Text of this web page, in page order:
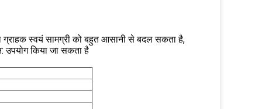
स्वयं सामग्री को बहुत आसानी से बदल सकता है,
किया जा सकता है